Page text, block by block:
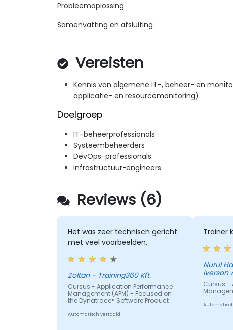
Probleemoplossing
Samenvatting en afsluiting
Vereisten
Kennis van algemene IT-, beheer- en
applicatie- en resourcemonitoring)
Doelgroep
IT-beheerprofessionals
Systeembeheerders
DevOps-professionals
Infrastructuur-engineers
Reviews (6)
Het was zeer technisch gericht
met veel voorbeelden.
Zoltan - Training360 Kft.
Cursus - Application Performance
Management (APM) - Focused on
the Dynatrace® Software Product
Automatisch vertaald
Trainer
Nurul
Iverson
Cursus -